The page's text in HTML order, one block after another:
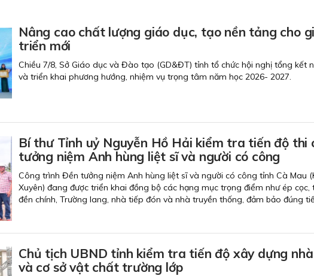
Nâng cao chất lượng giáo dục, tạo nền tảng cho
triển mới
Chiều 7/8, Sở Giáo dục và Đào tạo (GD&ĐT) tỉnh tổ chức hội nghị tổng kết
và triển khai phương hướng, nhiệm vụ trọng tâm năm học 2026- 2027.
Bí thư Tỉnh uỷ Nguyễn Hồ Hải kiểm tra tiến độ thi
tưởng niệm Anh hùng liệt sĩ và người có công
Công trình Đền tưởng niệm Anh hùng liệt sĩ và người có công tỉnh Cà Mau
Xuyên) đang được triển khai đồng bộ các hạng mục trọng điểm như ép
đền chính, Trường lang, nhà tiếp đón và nhà truyền thống, đảm bảo đúng
Chủ tịch UBND tỉnh kiểm tra tiến độ xây dựng
và cơ sở vật chất trường lớp